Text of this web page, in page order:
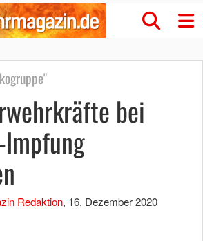
bei
Impfung
Redaktion, 16. Dezember 2020